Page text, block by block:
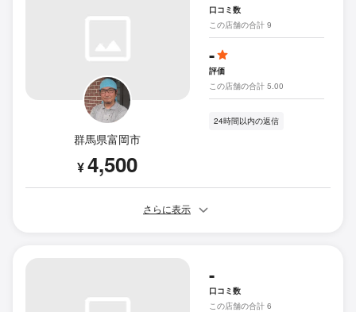
群馬県富岡市
¥4,500
口コミ数
この店舗の合計 9
-
評価
この店舗の合計 5.00
24時間以内の返信
さらに表示
-
口コミ数
この店舗の合計 6